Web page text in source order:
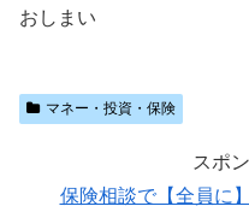
おしまい
マネー・投資・保険
スポ
保険相談で【全員に